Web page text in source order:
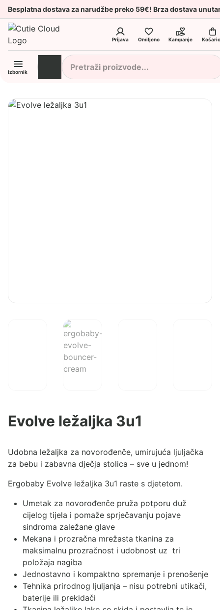
Besplatna dostava za narudžbe preko 59€! Brza dostava
Prijava Omiljeno Kampanje
Izbornik
Evolve ležaljka 3u1
Udobna ležaljka za novorođenče, umirujuća ljuljačka
za bebu i zabavna dječja stolica – sve u jednom!
Ergobaby Evolve ležaljka 3u1 raste s djetetom.
Umetak za novorođenče pruža potporu duž
cijelog tijela i pomaže sprječavanju pojave
sindroma zaležane glave
Mekana i prozračna mrežasta tkanina za
maksimalnu prozračnost i udobnost uz tri
položaja nagiba
Jednostavno i kompaktno spremanje i prenošenje
Tehnika prirodnog ljuljanja – nisu potrebni utikači,
baterije ili prekidači